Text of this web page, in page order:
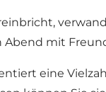
Abend mit
eine